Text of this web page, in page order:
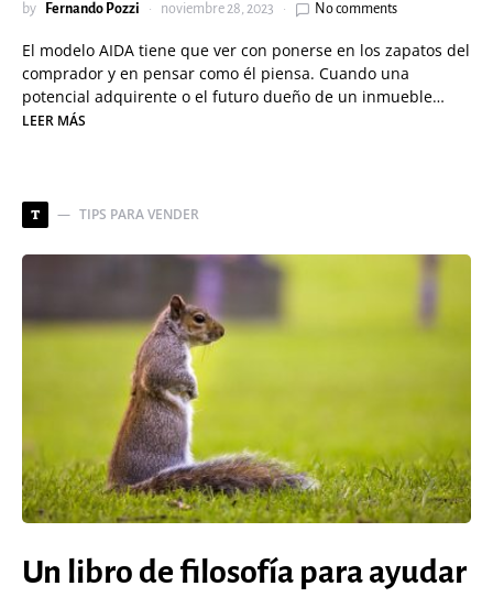
by Fernando Pozzi noviembre 28, 2023 No comments
El modelo AIDA tiene que ver con ponerse en los zapatos del
comprador y en pensar como él piensa. Cuando una
potencial adquirente o el futuro dueño de un inmueble…
LEER MÁS
T TIPS PARA VENDER
Un libro de filosofía para ayudar